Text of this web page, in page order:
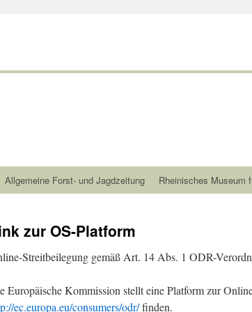
Allgemeine Forst- und Jagdzeitung Rheinisches Museum
zur OS-Platform
Streitbeilegung gemäß Art. 14 Abs. 1 ODR-
Europäische Kommission stellt eine Platform zur
ec.europa.eu/consumers/odr/finden.